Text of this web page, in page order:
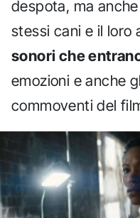
despota, ma
stessi cani e il loro
sonori che
emozioni e anche
commoventi del